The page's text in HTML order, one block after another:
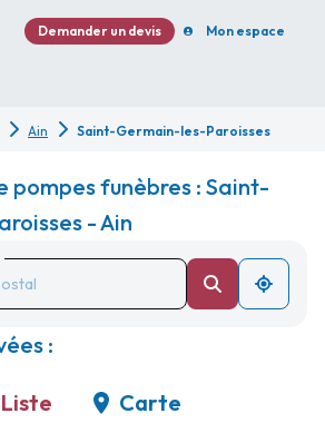
Demander un devis Mon espace
Ain Saint-Germain-les-Paroisses
pompes funèbres : Saint-
- Ain
:
Liste Carte